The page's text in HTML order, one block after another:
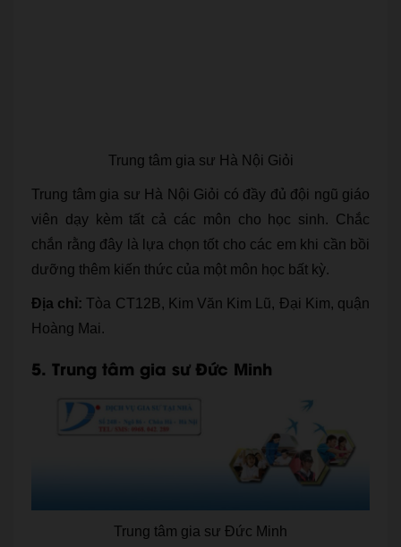
Trung tâm gia sư Hà Nội Giỏi
Trung tâm gia sư Hà Nội Giỏi có đầy đủ đội ngũ giáo
viên dạy kèm tất cả các môn cho học sinh. Chắc
chắn rằng đây là lựa chọn tốt cho các em khi cần bồi
dưỡng thêm kiến thức của một môn học bất kỳ.
Địa chỉ: Tòa CT12B, Kim Văn Kim Lũ, Đại Kim, quận
Hoàng Mai.
5. Trung tâm gia sư Đức Minh
Trung tâm gia sư Đức Minh